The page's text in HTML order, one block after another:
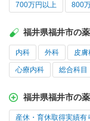
700万円以上 800
福井県福井市の
内科 外科 皮膚
心療内科 総合科目
福井県福井市の
産休・育休取得実績有